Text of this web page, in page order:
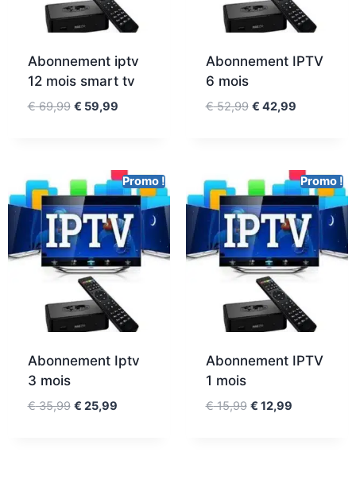
Abonnement iptv
12 mois smart tv
€69,99 € 59,99
Abonnement IPTV
6 mois
€52,99 € 42,99
Promo !
Abonnement Iptv
3 mois
€35,99 € 25,99
Promo !
Abonnement IPTV
1 mois
€15,99 € 12,99